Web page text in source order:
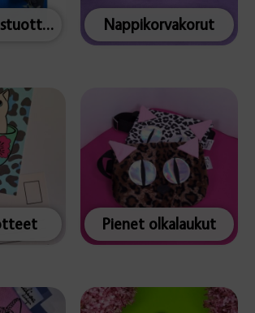
Muut sisustustuotteet Nappikorvakorut
Pienet olkalaukut